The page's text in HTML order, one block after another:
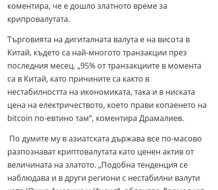
коментира, че е дошло златното време за
крипровалутата.
Търговията на дигиталната валута е на висота в
Китай, където са най-многото транзакции през
последния месец. „95% от транзакциите в момента
са в Китай, като причините са както в
нестабилността на икономиката, така и в ниската
цена на електричеството, което прави копаенето на
bitcoin по-евтино там“, коментира Драмалиев.
По думите му в азиатската държава все по-масово
разпознават криптовалутата като ценен актив от
величината на златото. „Подобна тенденция се
наблюдава и в други региони с нестабилни валути